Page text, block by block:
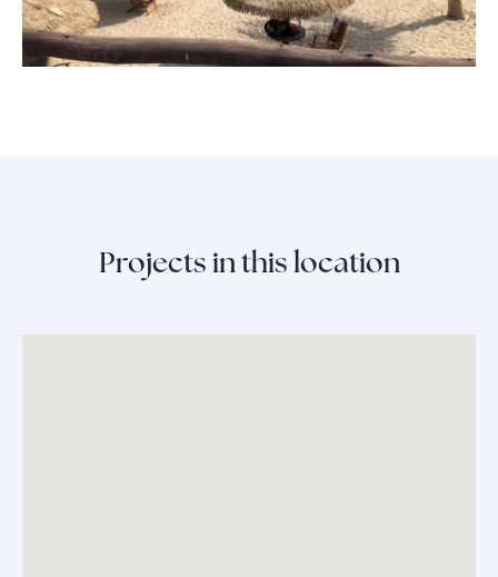
Projects in this location